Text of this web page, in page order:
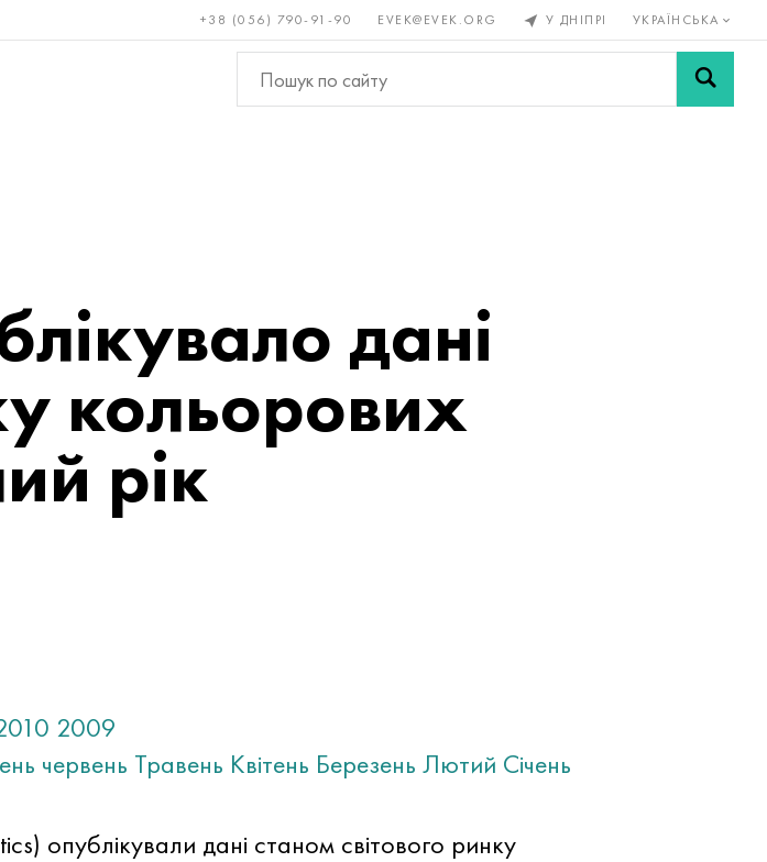
+38 (056) 790-91-90 EVEK@EVEK.ORG У ДНІПРІ УКРАЇНСЬКА
мідь, Кольорові
метали
Легована Сітки і
дані
кольорових
рік
2009
червень Травень Квітень Березень Лютий Січень
опублікували дані станом світового ринку